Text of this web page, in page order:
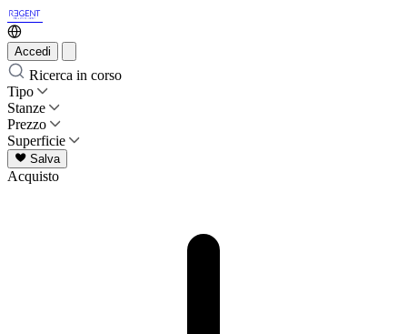
Accedi
Ricerca in corso
Tipo
Stanze
Prezzo
Superficie
Salva
Acquisto